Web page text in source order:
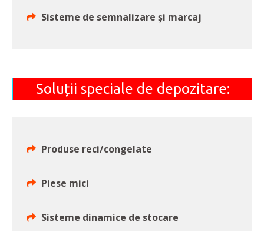
Sisteme de semnalizare și marcaj
Soluții speciale de depozitare:
Produse reci/congelate
Piese mici
Sisteme dinamice de stocare